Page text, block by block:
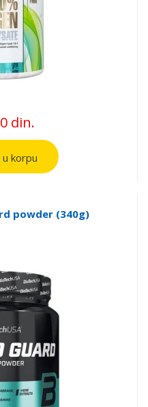
din.
korpu
powder (340g)